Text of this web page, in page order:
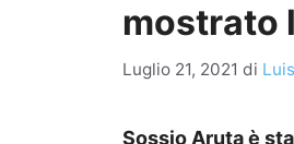
mostrato
Luglio 21, 2021 di
Sossio Aruta è